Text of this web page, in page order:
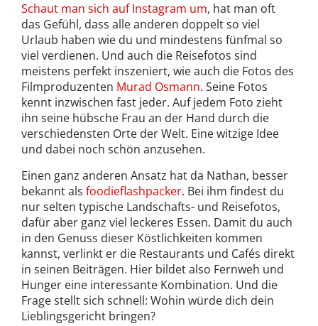
Schaut man sich auf Instagram um, hat man oft
das Gefühl, dass alle anderen doppelt so viel
Urlaub haben wie du und mindestens fünfmal so
viel verdienen. Und auch die Reisefotos sind
meistens perfekt inszeniert, wie auch die Fotos des
Filmproduzenten Murad Osmann. Seine Fotos
kennt inzwischen fast jeder. Auf jedem Foto zieht
ihn seine hübsche Frau an der Hand durch die
verschiedensten Orte der Welt. Eine witzige Idee
und dabei noch schön anzusehen.
Einen ganz anderen Ansatz hat da Nathan, besser
bekannt als foodieflashpacker. Bei ihm findest du
nur selten typische Landschafts- und Reisefotos,
dafür aber ganz viel leckeres Essen. Damit du auch
in den Genuss dieser Köstlichkeiten kommen
kannst, verlinkt er die Restaurants und Cafés direkt
in seinen Beiträgen. Hier bildet also Fernweh und
Hunger eine interessante Kombination. Und die
Frage stellt sich schnell: Wohin würde dich dein
Lieblingsgericht bringen?